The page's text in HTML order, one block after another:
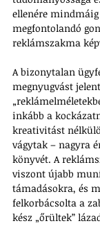
ellenére
megfontolandó
reklámszakma
A bizonytalan
megnyugvást
inkább a
kreativitást
vágytak – nagyra
könyvét. A
viszont újabb
támadásokra, és
felkorbácsolta a
kész „őrültek”